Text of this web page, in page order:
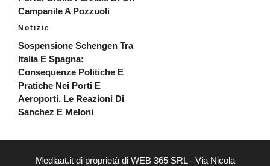
Campanile A Pozzuoli
Notizie
Sospensione Schengen Tra
Italia E Spagna:
Consequenze Politiche E
Pratiche Nei Porti E
Aeroporti. Le Reazioni Di
Sanchez E Meloni
Mediaat.it di proprietà di WEB 365 SRL - Via Nicola